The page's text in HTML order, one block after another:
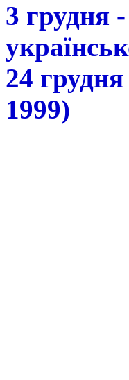
3 грудня
24
1999)